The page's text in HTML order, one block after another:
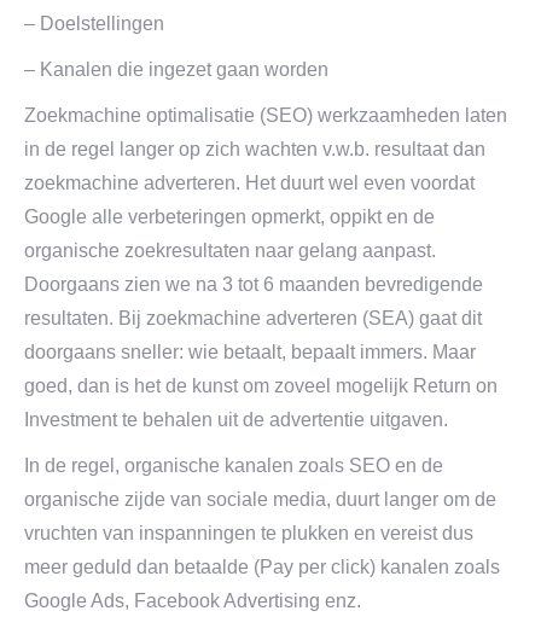
– Doelstellingen
– Kanalen die ingezet gaan worden
Zoekmachine optimalisatie (SEO) werkzaamheden laten
in de regel langer op zich wachten v.w.b. resultaat dan
zoekmachine adverteren. Het duurt wel even voordat
Google alle verbeteringen opmerkt, oppikt en de
organische zoekresultaten naar gelang aanpast.
Doorgaans zien we na 3 tot 6 maanden bevredigende
resultaten. Bij zoekmachine adverteren (SEA) gaat dit
doorgaans sneller: wie betaalt, bepaalt immers. Maar
goed, dan is het de kunst om zoveel mogelijk Return on
Investment te behalen uit de advertentie uitgaven.
In de regel, organische kanalen zoals SEO en de
organische zijde van sociale media, duurt langer om de
vruchten van inspanningen te plukken en vereist dus
meer geduld dan betaalde (Pay per click) kanalen zoals
Google Ads, Facebook Advertising enz.